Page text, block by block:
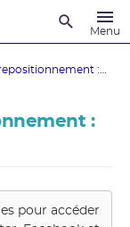
Menu
:
pour accéder